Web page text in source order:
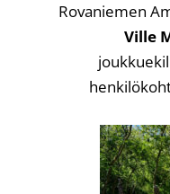
Rovaniemen
Ville